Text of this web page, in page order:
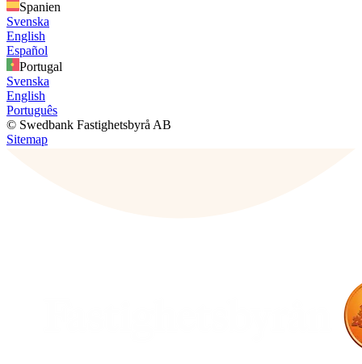
Spanien
Svenska
English
Español
Portugal
Svenska
English
Português
© Swedbank Fastighetsbyrå AB
Sitemap